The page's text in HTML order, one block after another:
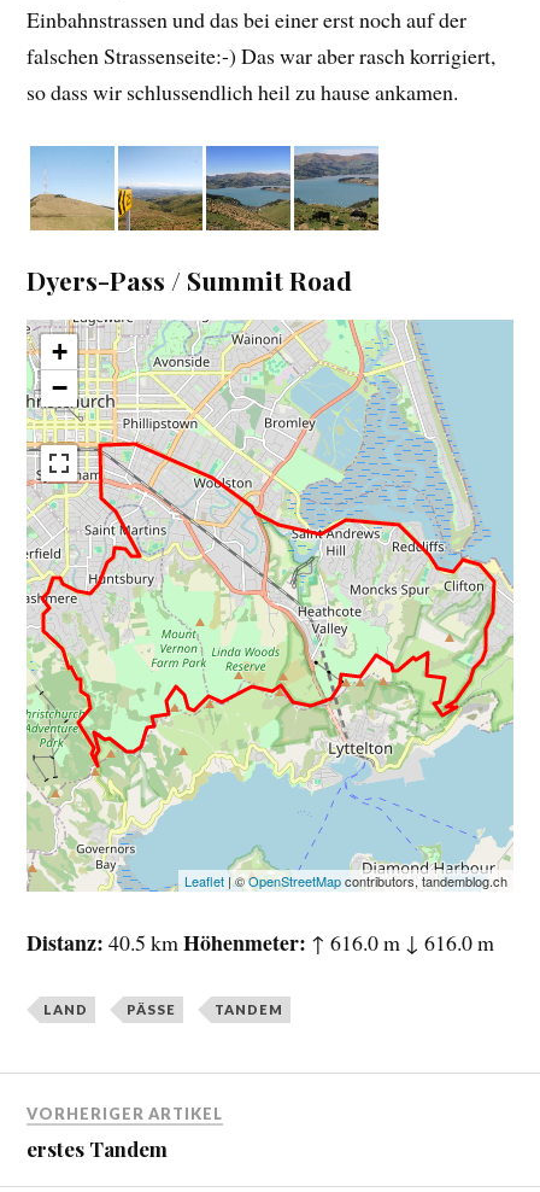
Einbahnstrassen und das bei einer erst noch auf der
falschen Strassenseite:-) Das war aber rasch korrigiert,
so dass wir schlussendlich heil zu hause ankamen.
Dyers-Pass / Summit Road
+
−
Leaflet| ©OpenStreetMapcontributors, tandemblog.ch
Distanz 40.5 km Höhenmeter ↑ 616.0 m ↓ 616.0 m
LAND PÄSSE TANDEM
VORHERIGER ARTIKEL
erstes Tandem